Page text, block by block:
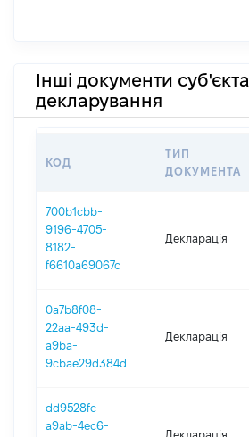
Інші документи суб'єкта
декларування
КОД
ТИП
ДОКУМЕНТА
700b1cbb-
9196-4705-
8182-
f6610a69067c
Декларація
0a7b8f08-
22aa-493d-
a9ba-
9cbae29d384d
Декларація
dd9528fc-
a9ab-4ec6-
Декларація